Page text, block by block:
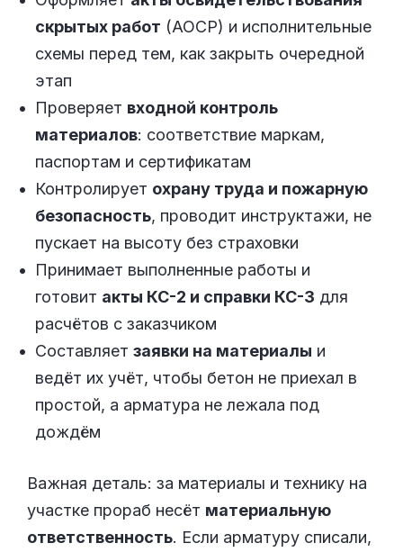
скрытых работ (АОСР) и исполнительные
схемы перед тем, как закрыть очередной
этап
Проверяет входной контроль
материалов: соответствие маркам,
паспортам и сертификатам
Контролирует охрану труда и пожарную
безопасность, проводит инструктажи, не
пускает на высоту без страховки
Принимает выполненные работы и
готовит акты КС-2 и справки КС-3 для
расчётов с заказчиком
Составляет заявки на материалы и
ведёт их учёт, чтобы бетон не приехал в
простой, а арматура не лежала под
дождём
Важная деталь: за материалы и технику на
участке прораб несёт материальную
ответственность. Если арматуру списали,